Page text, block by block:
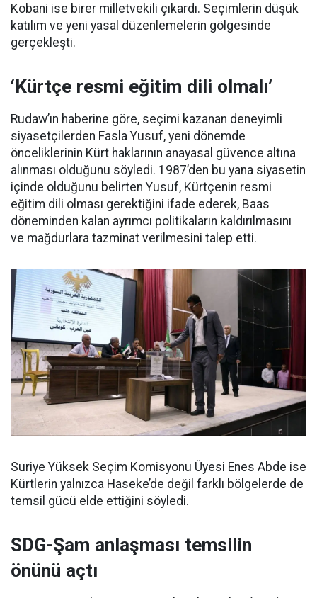
Kobani ise birer milletvekili çıkardı. Seçimlerin düşük
katılım ve yeni yasal düzenlemelerin gölgesinde
gerçekleşti.
‘Kürtçe resmi eğitim dili olmalı’
Rudaw’ın haberine göre, seçimi kazanan deneyimli
siyasetçilerden Fasla Yusuf, yeni dönemde
önceliklerinin Kürt haklarının anayasal güvence altına
alınması olduğunu söyledi. 1987’den bu yana siyasetin
içinde olduğunu belirten Yusuf, Kürtçenin resmi
eğitim dili olması gerektiğini ifade ederek, Baas
döneminden kalan ayrımcı politikaların kaldırılmasını
ve mağdurlara tazminat verilmesini talep etti.
Suriye Yüksek Seçim Komisyonu Üyesi Enes Abde ise
Kürtlerin yalnızca Haseke’de değil farklı bölgelerde de
temsil gücü elde ettiğini söyledi.
SDG-Şam anlaşması temsilin
önünü açtı